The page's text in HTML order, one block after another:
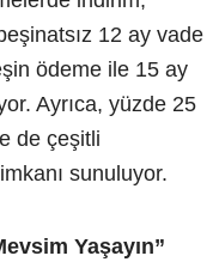
12 ay vade
ödeme ile 15 ay
Ayrıca, yüzde 25
de çeşitli
sunuluyor.
Yaşayın”